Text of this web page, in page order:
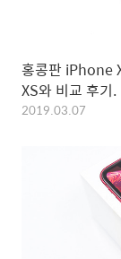
홍콩판 iPhone
XS와 비교 후기.
2019.03.07